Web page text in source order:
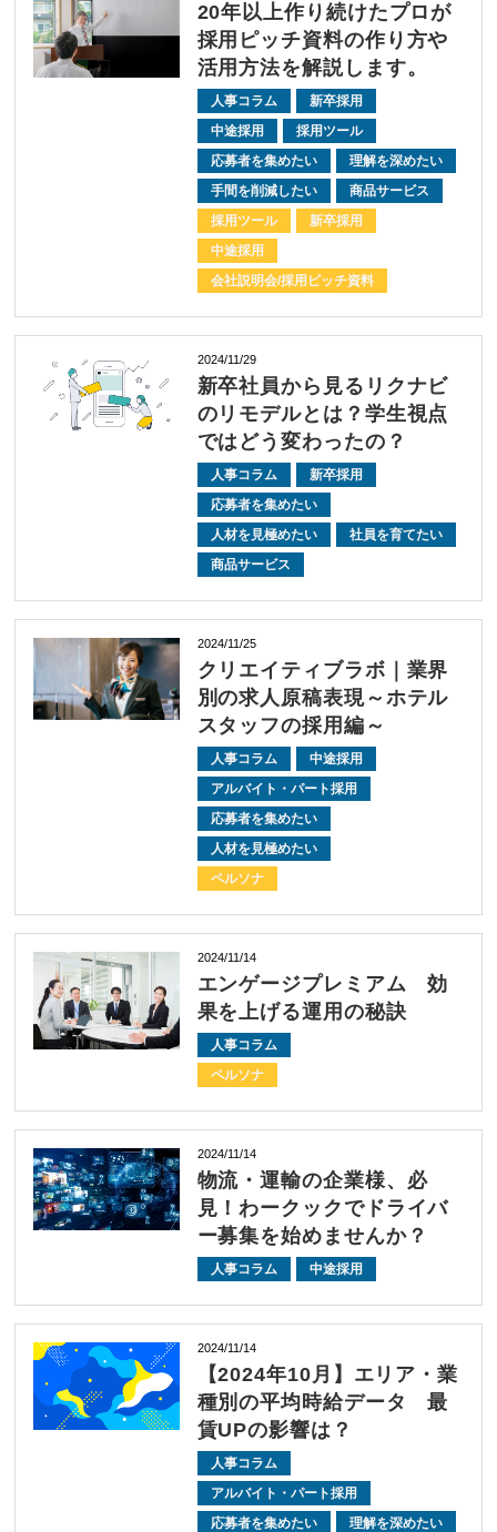
20年以上作り続けたプロが
採用ピッチ資料の作り方や
活用方法を解説します。
人事コラム
新卒採用
中途採用
採用ツール
応募者を集めたい
理解を深めたい
手間を削減したい
商品サービス
採用ツール
新卒採用
中途採用
会社説明会/採用ピッチ資料
2024/11/29
新卒社員から見るリクナビ
のリモデルとは？学生視点
ではどう変わったの？
人事コラム
新卒採用
応募者を集めたい
人材を見極めたい
社員を育てたい
商品サービス
2024/11/25
クリエイティブラボ｜業界
別の求人原稿表現～ホテル
スタッフの採用編～
人事コラム
中途採用
アルバイト・パート採用
応募者を集めたい
人材を見極めたい
ペルソナ
2024/11/14
エンゲージプレミアム 効
果を上げる運用の秘訣
人事コラム
ペルソナ
2024/11/14
物流・運輸の企業様、必
見！わークックでドライバ
ー募集を始めませんか？
人事コラム 中途採用
2024/11/14
【2024年10月】エリア・業
種別の平均時給データ 最
賃UPの影響は？
人事コラム
アルバイト・パート採用
応募者を集めたい
理解を深めたい